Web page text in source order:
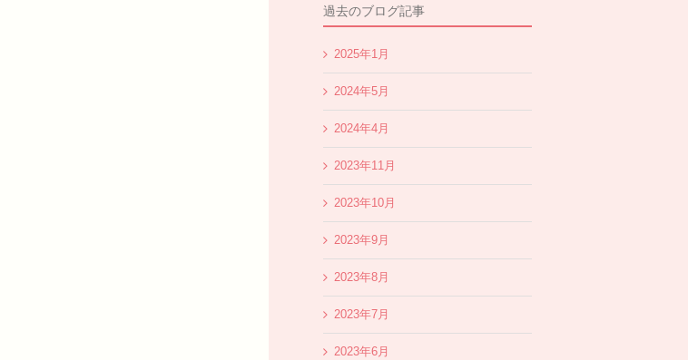
過去のブログ記事
2025年1月
2024年5月
2024年4月
2023年11月
2023年10月
2023年9月
2023年8月
2023年7月
2023年6月